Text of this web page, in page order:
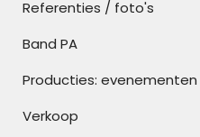
Referenties / foto's
Band PA
Producties:
Verkoop